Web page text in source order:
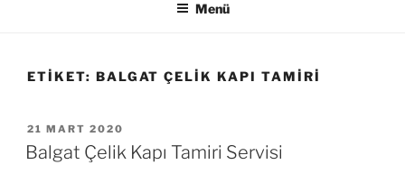
Menü
ETIKET: BALGAT ÇELIK KAPI TAMIRI
YAYIM
TARIHI
21 MART 2020
Balgat Çelik Kapı Tamiri Servisi